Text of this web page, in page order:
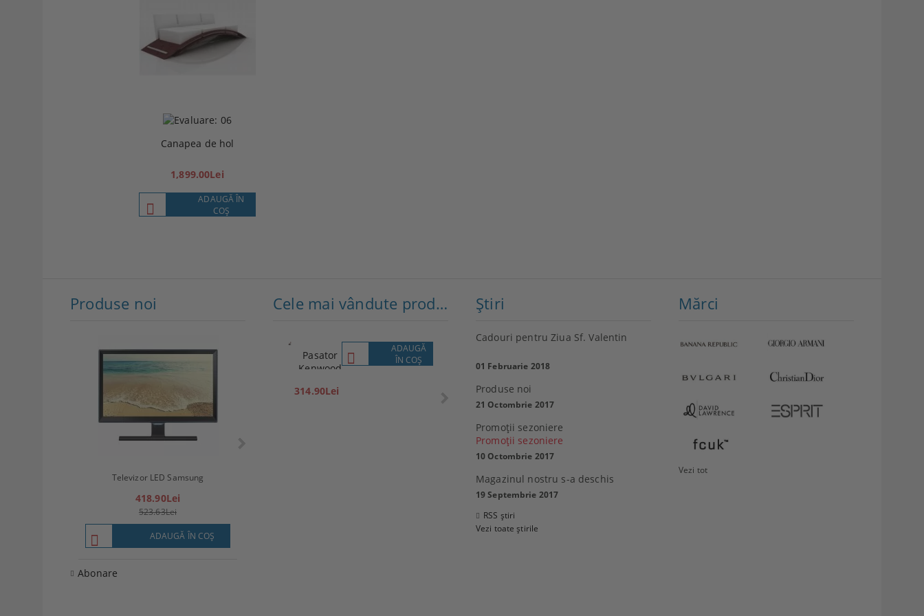
Canapea de hol
1,899.00Lei
ADAUGĂ ÎN
COŞ
Produse noi
Televizor LED Samsung
418.90Lei
523.63Lei
ADAUGĂ ÎN COŞ
MacBook Air 13
2,769.99Lei
Abonare
Cele mai vândute produse
Pasator
Kenwood
314.90Lei
ADAUGĂ
ÎN COŞ
P1M
359.10Lei
399.00Lei
Philips
VEZI
Ştiri
Cadouri pentru Ziua Sf. Valentin
01 Februarie 2018
Produse noi
21 Octombrie 2017
Promoţii sezoniere
Promoţii sezoniere
10 Octombrie 2017
Magazinul nostru s-a deschis
19 Septembrie 2017
RSS știri
Vezi toate știrile
Mărci
Vezi tot